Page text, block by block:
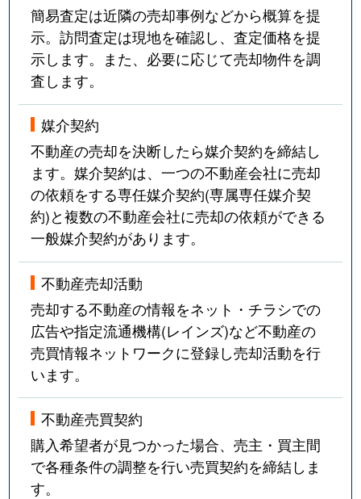
簡易査定は近隣の売却事例などから概算を提
示。訪問査定は現地を確認し、査定価格を提
示します。また、必要に応じて売却物件を調
査します。
媒介契約
不動産の売却を決断したら媒介契約を締結し
ます。媒介契約は、一つの不動産会社に売却
の依頼をする専任媒介契約(専属専任媒介契
約)と複数の不動産会社に売却の依頼ができる
一般媒介契約があります。
不動産売却活動
売却する不動産の情報をネット・チラシでの
広告や指定流通機構(レインズ)など不動産の
売買情報ネットワークに登録し売却活動を行
います。
不動産売買契約
購入希望者が見つかった場合、売主・買主間
で各種条件の調整を行い売買契約を締結しま
す。